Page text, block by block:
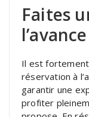
Faites
l’avance
Il est
réservation à
garantir une
profiter